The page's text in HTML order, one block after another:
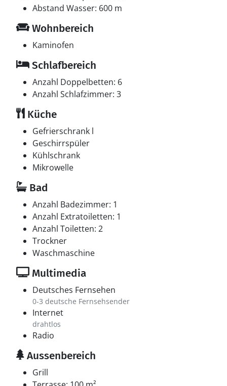
Fernsehsender. 1-3 deutsche Fernsehsender. Es steht
Whirlpool
2 Personen.
Abstand Wasser: 600 m
Wohnbereich
Kaminofen
Schlafbereich
Anzahl Doppelbetten: 6
Anzahl Schlafzimmer: 3
Küche
Gefrierschrank l
Geschirrspüler
Kühlschrank
Mikrowelle
Bad
Anzahl Badezimmer: 1
Anzahl Extratoiletten: 1
Anzahl Toiletten: 2
Trockner
Waschmaschine
Multimedia
Deutsches Fernsehen
0-3 deutsche Fernsehsender
Internet
drahtlos
Radio
Aussenbereich
Grill